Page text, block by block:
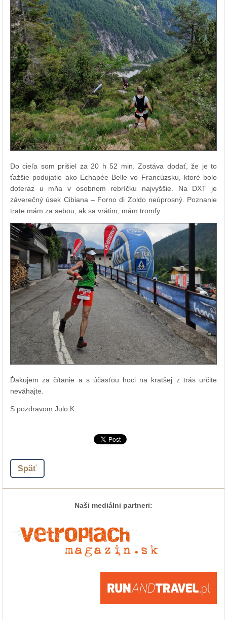
Do cieľa som prišiel za 20 h 52 min. Zostáva dodať, že je to
ťažšie podujatie ako Echapée Belle vo Francúzsku, ktoré bolo
doteraz u mňa v osobnom rebríčku najvyššie. Na DXT je
záverečný úsek Cibiana – Forno di Zoldo neúprosný. Poznanie
trate mám za sebou, ak sa vrátim, mám tromfy.
Ďakujem za čítanie a s účasťou hoci na kratšej z trás určite
neváhajte.
S pozdravom Julo K.
Späť
Naši mediálni partneri: